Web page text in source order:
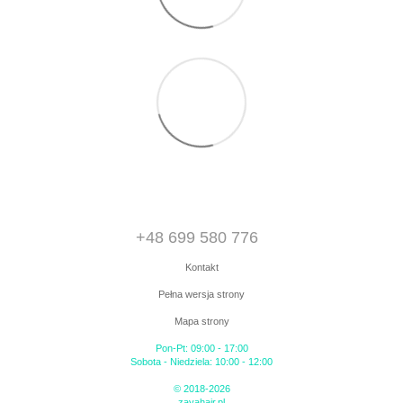
+48 699 580 776
Kontakt
Pełna wersja strony
Mapa strony
Pon-Pt: 09:00 - 17:00
Sobota - Niedziela: 10:00 - 12:00
© 2018-2026